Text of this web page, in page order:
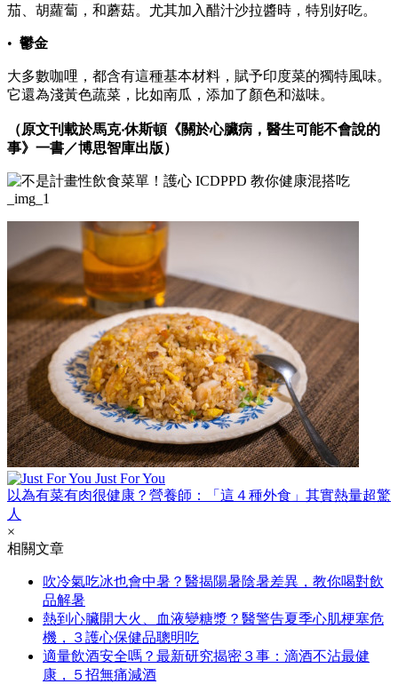
茄、胡蘿蔔，和蘑菇。尤其加入醋汁沙拉醬時，特別好吃。
• 鬱金
大多數咖哩，都含有這種基本材料，賦予印度菜的獨特風味。
它還為淺黃色蔬菜，比如南瓜，添加了顏色和滋味。
（原文刊載於馬克‧休斯頓《關於心臟病，醫生可能不會說的
事》一書／博思智庫出版）
Just For You
以為有菜有肉很健康？營養師：「這４種外食」其實熱量超驚
人
×
相關文章
吹冷氣吃冰也會中暑？醫揭陽暑陰暑差異，教你喝對飲
品解暑
熱到心臟開大火、血液變糖漿？醫警告夏季心肌梗塞危
機，３護心保健品聰明吃
適量飲酒安全嗎？最新研究揭密３事：滴酒不沾最健
康，５招無痛減酒